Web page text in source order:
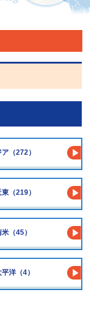
（272）
（219）
（45）
洋（4）